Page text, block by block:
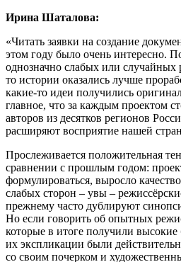
Ирина Шаталова:
«Читать заявки на создание
этом году было очень интересно.
однозначно слабых или случайных
то истории оказались лучше
какие-то идеи получились
главное, что за каждым проектом
авторов из десятков регионов
расширяют восприятие нашей
Прослеживается положительная
сравнении с прошлым годом:
формулироваться, выросло
слабых сторон – увы –
прежнему часто дублируют
Но если говорить об опытных
которые в итоге получили
их экспликации были
со своим почерком и